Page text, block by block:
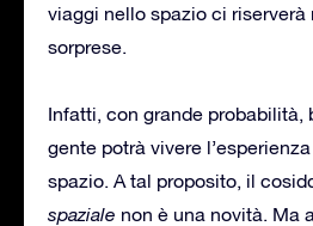
viaggi nello spazio ci
sorprese.
Infatti, con grande probabilità,
gente potrà vivere
spazio. A tal proposito, il
spaziale non è una novità. Ma